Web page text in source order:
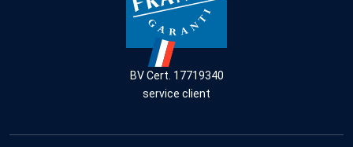
BV Cert. 17719340
service client